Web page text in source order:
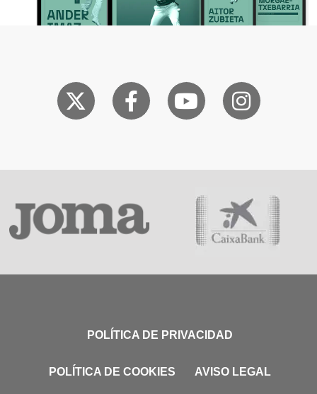
POLÍTICA DE PRIVACIDAD
POLÍTICA DE COOKIES AVISO LEGAL